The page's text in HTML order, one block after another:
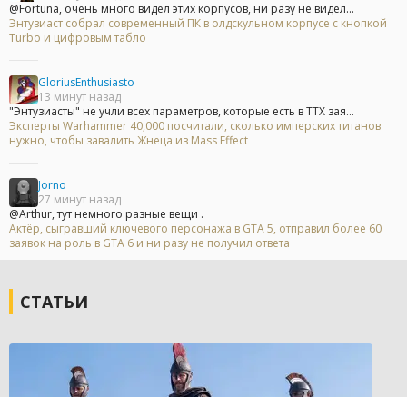
@Fortuna, очень много видел этих корпусов, ни разу не видел...
Энтузиаст собрал современный ПК в олдскульном корпусе с кнопкой
Turbo и цифровым табло
GloriusEnthusiasto
13 минут назад
"Энтузиасты" не учли всех параметров, которые есть в ТТХ зая...
Эксперты Warhammer 40,000 посчитали, сколько имперских титанов
нужно, чтобы завалить Жнеца из Mass Effect
Jorno
27 минут назад
@Arthur, тут немного разные вещи .
Актёр, сыгравший ключевого персонажа в GTA 5, отправил более 60
заявок на роль в GTA 6 и ни разу не получил ответа
СТАТЬИ